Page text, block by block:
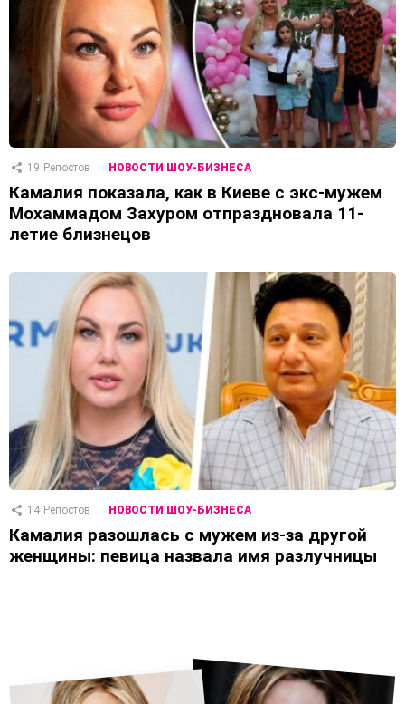
19 Репостов НОВОСТИ ШОУ-БИЗНЕСА
Камалия показала, как в Киеве с экс-мужем
Мохаммадом Захуром отпраздновала 11-
летие близнецов
14 Репостов НОВОСТИ ШОУ-БИЗНЕСА
Камалия разошлась с мужем из-за другой
женщины: певица назвала имя разлучницы